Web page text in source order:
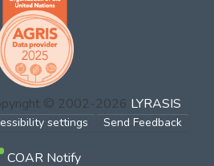
© 2002-2026 LYRASIS
settings Send Feedback
COAR Notify